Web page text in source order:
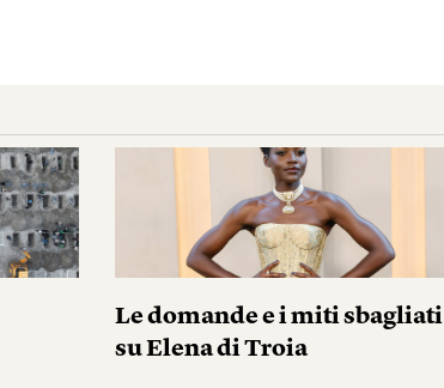
Le domande e i miti sbagliati
su Elena di Troia